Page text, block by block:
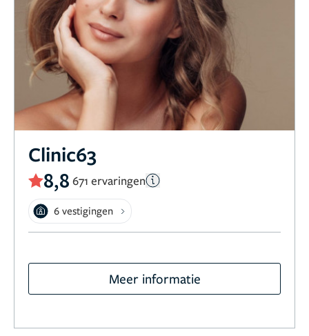
Clinic63
8,8 671 ervaringen
6 vestigingen
Meer informatie